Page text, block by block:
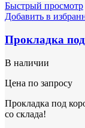
Быстрый просмотр
Добавить в
Прокладка
В наличии
Цена по запросу
Прокладка под
со склада!